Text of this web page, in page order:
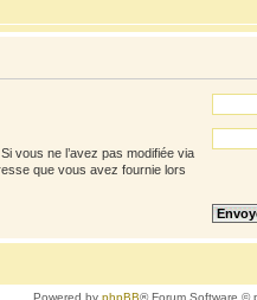
vous ne l’avez pas modifiée via
que vous avez fournie lors
Powered byphpBB® Forum Software ©